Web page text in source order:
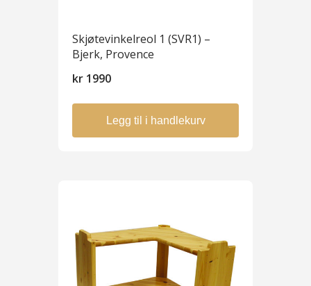
Skjøtevinkelreol 1 (SVR1) –
Bjerk, Provence
kr 1990
Legg til i handlekurv